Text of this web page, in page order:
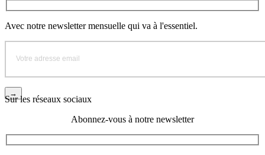
Avec notre newsletter mensuelle qui va à l'essentiel.
Sur les réseaux sociaux
Abonnez-vous à notre newsletter